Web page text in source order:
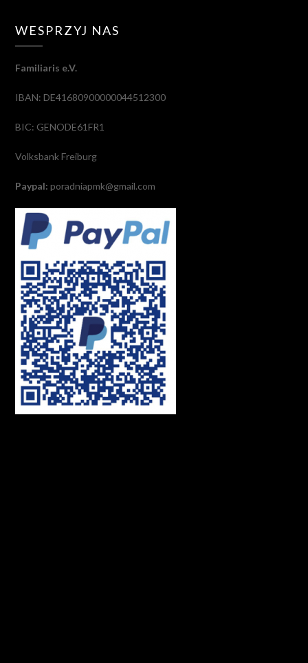
WESPRZYJ NAS
Familiaris e.V.
IBAN: DE41680900000044512300
BIC: GENODE61FR1
Volksbank Freiburg
Paypal: poradniapmk@gmail.com